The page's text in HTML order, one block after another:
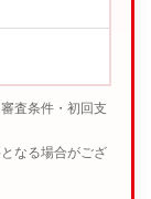
査条件・初回支
なる場合がござ